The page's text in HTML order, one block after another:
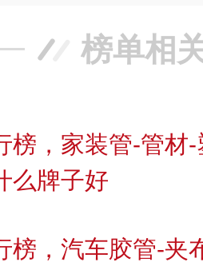
榜单相
榜，家装管-管材
么牌子好
榜，汽车胶管-夹